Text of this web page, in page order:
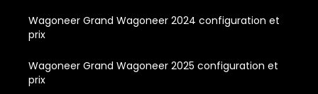
Wagoneer Grand Wagoneer 2024 configuration et
prix
Wagoneer Grand Wagoneer 2025 configuration et
prix